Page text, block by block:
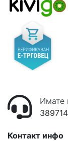
Имате
Контакт инфо